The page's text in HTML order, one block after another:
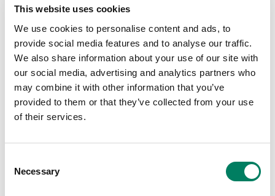
This website uses cookies
We use cookies to personalise content and ads, to
provide social media features and to analyse our traffic.
We also share information about your use of our site with
our social media, advertising and analytics partners who
may combine it with other information that you’ve
provided to them or that they’ve collected from your use
of their services.
Selection
Necessary
altavoces Genelec Smart IP.
Proporciona acceso sencillo a las funciones de
retroalimentación y control bidireccional de Smart IP,
como las siguientes:
• Control de IP
• Descubrimiento automático
Subir volumen/Bajar volumen/Ganancia